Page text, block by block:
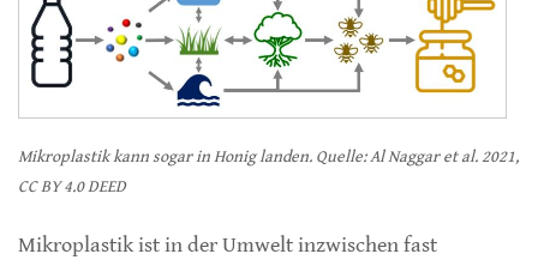
Mikroplastik kann sogar in Honig landen. Quelle: Al Naggar et al. 2021,
CC BY 4.0 DEED
Mikroplastik ist in der Umwelt inzwischen fast